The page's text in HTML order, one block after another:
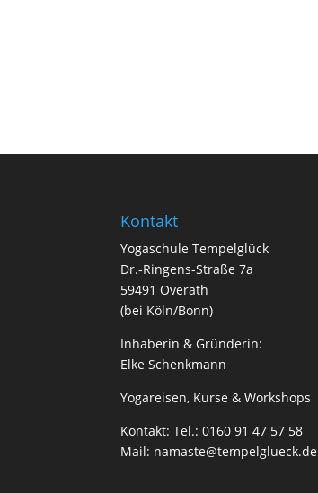
Kontakt
Yogaschule Tempelglück
Dr.-Ringens-Straße 7a
59491 Overath
(bei Köln/Bonn)
Inhaberin & Gründerin:
Elke Schenkmann
Yogareisen, Kurse & Workshops
Kontakt: Tel.: 0160 91 47 57 58
Mail: namaste@tempelglueck.de